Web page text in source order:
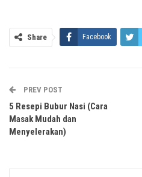
Share Facebook
PREV POST
5 Resepi Bubur Nasi (Cara
Masak Mudah dan
Menyelerakan)